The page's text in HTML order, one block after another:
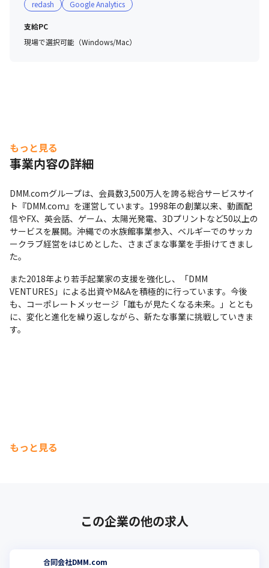
redash Google Analytics
支給PC
現場で選択可能（Windows/Mac）
もっと見る
事業内容の詳細
DMM.comグループは、会員数3,500万人を誇る総合サービスサイ
ト『DMM.com』を運営しています。1998年の創業以来、動画配
信やFX、英会話、ゲーム、太陽光発電、3Dプリントなど50以上の
サービスを展開。沖縄での水族館事業参入、ベルギーでのサッカ
ークラブ経営をはじめとした、さまざまな事業を手掛けてきまし
た。
また2018年より若手起業家の支援を強化し、「DMM
VENTURES」による出資やM&Aを積極的に行っています。今後
も、コーポレートメッセージ「誰もが見たくなる未来。」ととも
に、変化と進化を繰り返しながら、新たな事業に挑戦していきま
す。
もっと見る
この企業の他の求人
合同会社DMM.com